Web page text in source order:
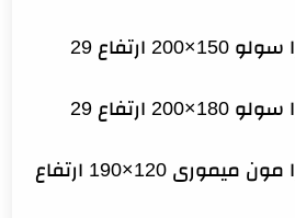
سعر مرتبة الدورا سولو 150×200 ارتفاع 29
سعر مرتبة الدورا سولو 180×200 ارتفاع 29
سعر مرتبة الدورا مون ميمورى 120×190 ارتفاع